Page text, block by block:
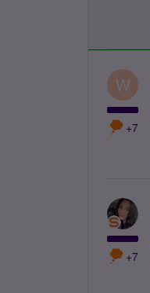
W
+7
+7